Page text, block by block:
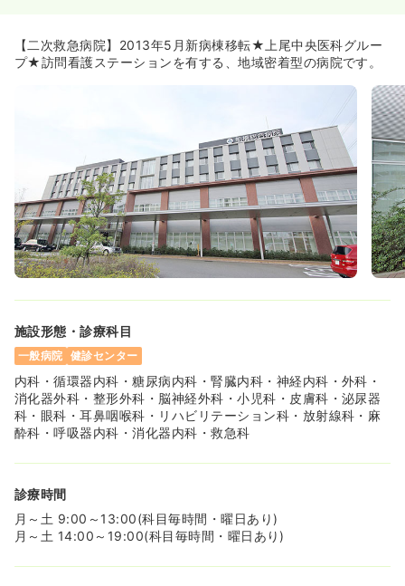
給与 27.4万円 /月 賞与78.9万円
オンコールあり
気になる 詳細を見る
訪問看護正看護師 一般病院
日勤のみ（常勤） 一時募集休止
※経験2年の例
時間 9:00～17:00
土日祝休み
年間休日120日
気になる 詳細を見る
給与 時給 1,400
円〜
時間 8:30～17:30
【二次救急病院】2013年5月新病棟移転★上尾中央医科グルー
プ★訪問看護ステーションを有する、地域密着型の病院です。
施設形態・診療科目
一般病院 健診センター
内科・循環器内科・糖尿病内科・腎臓内科・神経内科・外科・
消化器外科・整形外科・脳神経外科・小児科・皮膚科・泌尿器
科・眼科・耳鼻咽喉科・リハビリテーション科・放射線科・麻
酔科・呼吸器内科・消化器内科・救急科
診療時間
月～土 9:00～13:00(科目毎時間・曜日あり)
月～土 14:00～19:00(科目毎時間・曜日あり)